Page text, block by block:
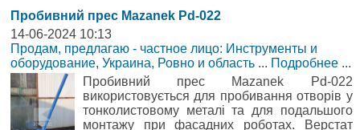
Пробивний прес Mazanek Pd-022
14-06-2024 10:13
Продам, предлагаю - частное лицо: Инструменты и
оборудование, Украина, Ровно и область ... Подробнее ...
Пробивний прес Mazanek Pd-022
використовується для пробивання отворів у
тонколистовому металі та для подальшого
монтажу при фасадних роботах. Верстат